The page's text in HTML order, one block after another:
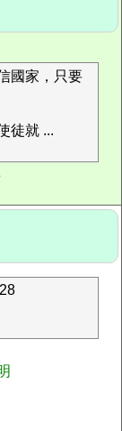
國家，只要
徒就 ...